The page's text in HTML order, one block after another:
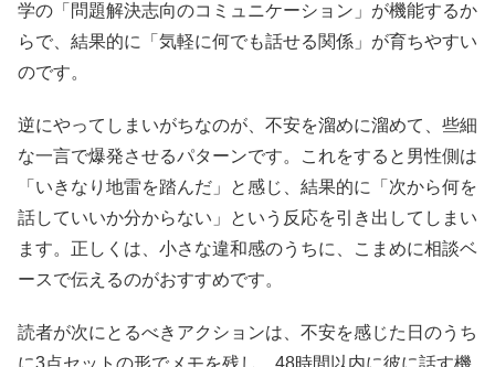
学の「問題解決志向のコミュニケーション」が機能するか
らで、結果的に「気軽に何でも話せる関係」が育ちやすい
のです。
逆にやってしまいがちなのが、不安を溜めに溜めて、些細
な一言で爆発させるパターンです。これをすると男性側は
「いきなり地雷を踏んだ」と感じ、結果的に「次から何を
話していいか分からない」という反応を引き出してしまい
ます。正しくは、小さな違和感のうちに、こまめに相談ベ
ースで伝えるのがおすすめです。
読者が次にとるべきアクションは、不安を感じた日のうち